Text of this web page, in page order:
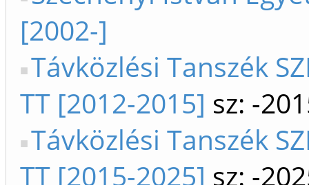
[2002-]
Távközlési Tanszék
TT [2012-2015] sz: -
Távközlési Tanszék
TT [2015-2025] sz: -